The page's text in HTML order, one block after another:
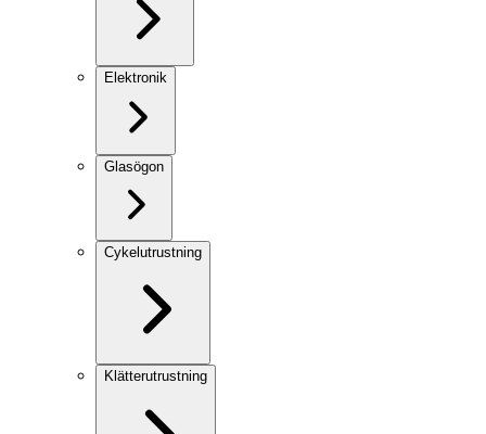
Elektronik
Glasögon
Cykelutrustning
Klätterutrustning